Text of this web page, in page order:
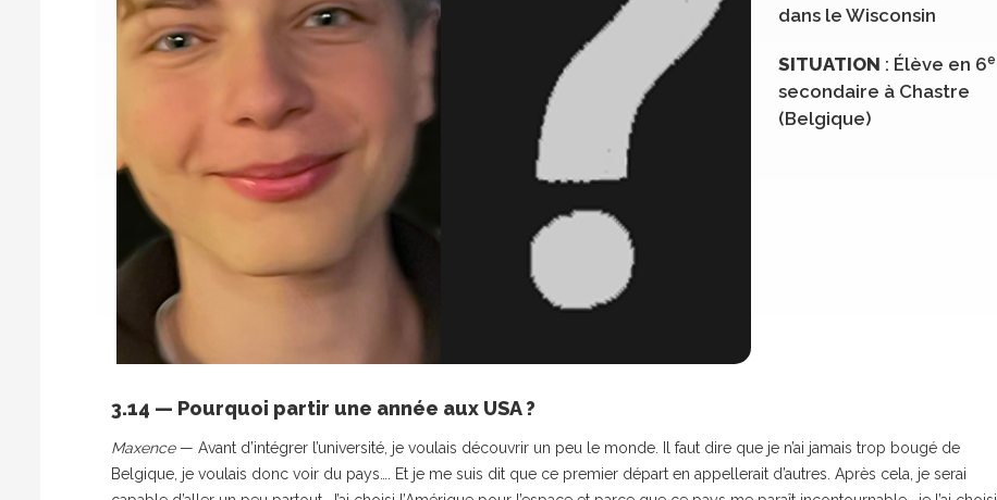
dans le Wisconsin
SITUATION : Élève en 6e
secondaire à Chastre
(Belgique)
3.14 — Pourquoi partir une année aux USA ?
Maxence— Avant d’intégrer l’université, je voulais découvrir un peu le monde. Il faut dire que je n’ai jamais trop bougé de
Belgique, je voulais donc voir du pays…. Et je me suis dit que ce premier départ en appellerait d’autres. Après cela, je serai